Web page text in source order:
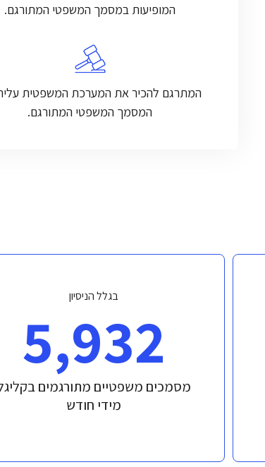
המופיעות במסמך המשפטי המתורגם.
המתרגם להכיר את המערכת המשפטית עליה
המסמך המשפטי המתורגם.
בגלל הניסיון
5,932
מסמכים משפטיים מתורגמים
מידי חודש